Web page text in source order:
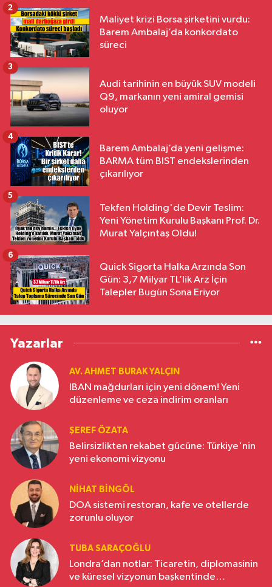
Maliyet krizi Borsa şirketini vurdu:
Barem Ambalaj’da konkordato
süreci
2
Audi tarihinin en büyük SUV modeli
Q9, markanın yeni amiral gemisi
oluyor
3
Barem Ambalaj’da yeni gelişme:
BARMA tüm BIST endekslerinden
çıkarılıyor
4
Tekfen Holding'de Devir Teslim:
Yeni Yönetim Kurulu Başkanı Prof. Dr.
Murat Yalçıntaş Oldu!
5
Quick Sigorta Halka Arzında Son
Gün: 3,7 Milyar TL’lik Arz İçin
Talepler Bugün Sona Eriyor
6
Yazarlar
AV. AHMET BURAK YALÇIN
IBAN mağdurları için yeni dönem! Yeni
düzenleme ve ceza indirim oranları
ŞEREF ÖZATA
Belirsizlikten rekabet gücüne: Türkiye'nin
yeni ekonomi vizyonu
NIHAT BINGÖL
DOA sistemi restoran, kafe ve otellerde
zorunlu oluyor
TUBA SARAÇOĞLU
Londra’dan notlar: Ticaretin, diplomasinin
ve küresel vizyonun başkentinde